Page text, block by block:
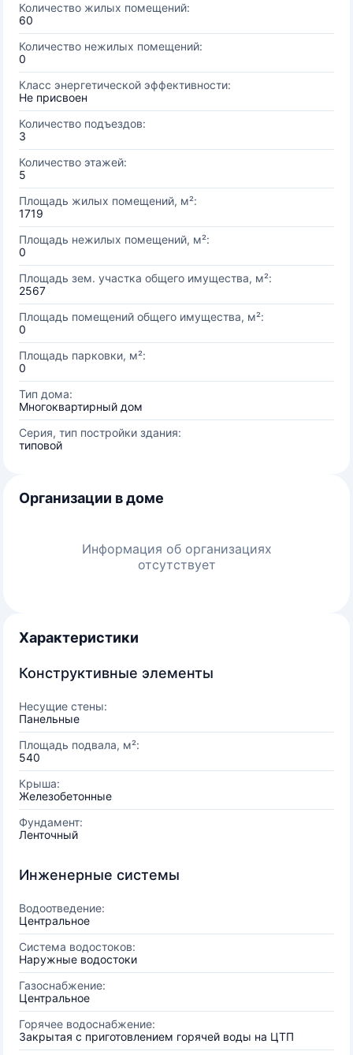
Количество жилых помещений:
60
Количество нежилых помещений:
0
Класс энергетической эффективности:
Не присвоен
Количество подъездов:
3
Количество этажей:
5
Площадь жилых помещений, м²:
1719
Площадь нежилых помещений, м²:
0
Площадь зем. участка общего имущества, м²:
2567
Площадь помещений общего имущества, м²:
0
Площадь парковки, м²:
0
Тип дома:
Многоквартирный дом
Серия, тип постройки здания:
типовой
Организации в доме
Информация об организациях
отсутствует
Характеристики
Конструктивные элементы
Несущие стены:
Панельные
Площадь подвала, м²:
540
Крыша:
Железобетонные
Фундамент:
Ленточный
Инженерные системы
Водоотведение:
Центральное
Система водостоков:
Наружные водостоки
Газоснабжение:
Центральное
Горячее водоснабжение:
Закрытая с приготовлением горячей воды на ЦТП